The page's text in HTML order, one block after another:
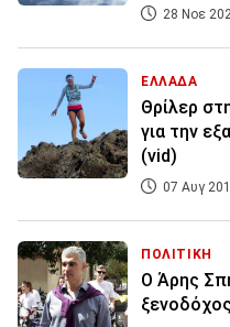
28 Νοε
ΕΛΛΑΔΑ
Θρίλερ
για την
(vid)
07 Αυγ
ΠΟΛΙΤΙΚΗ
Ο Άρης
ξενοδόχος